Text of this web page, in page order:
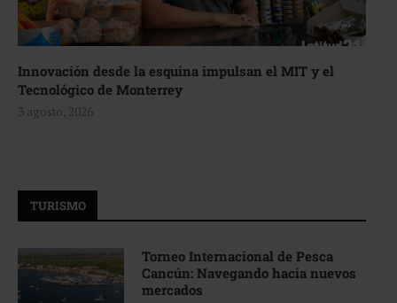
Innovación desde la esquina impulsan el MIT y el
Tecnológico de Monterrey
3 agosto, 2026
TURISMO
Torneo Internacional de Pesca
Cancún: Navegando hacia nuevos
mercados